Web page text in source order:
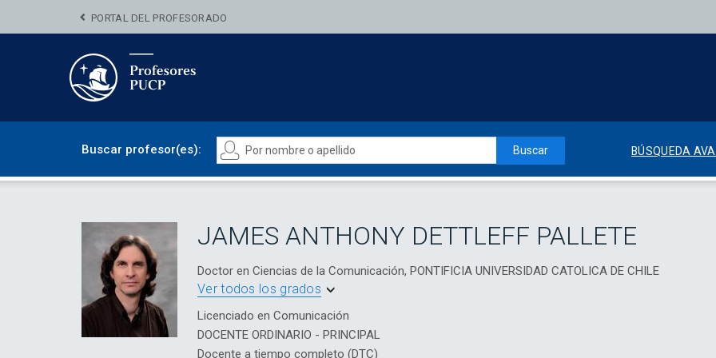
PORTAL DEL PROFESORADO
Buscar profesor(es): Buscar BÚSQUEDA
JAMES ANTHONY DETTLEFF PALLETE
Doctor en Ciencias de la Comunicación, PONTIFICIA UNIVERSIDAD CATOLICA DE CHILE
Ver todos los grados
Licenciado en Comunicación
DOCENTE ORDINARIO - PRINCIPAL
Docente a tiempo completo (DTC)